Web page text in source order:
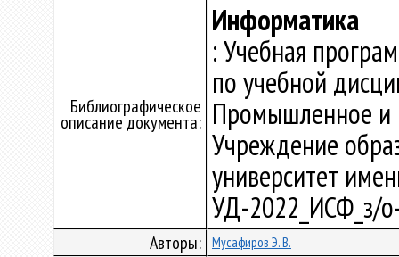
Библиографическое
описание документа:
Информатика
: Учебная
по учебной
Промышленное и
Учреждение
университет
УД-2022_ИСФ_з/
Авторы: Мусафиров Э. В.